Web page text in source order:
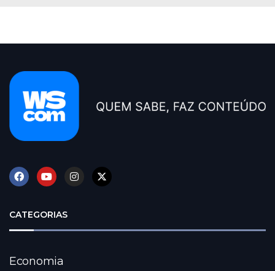
CATEGORIAS
Economia